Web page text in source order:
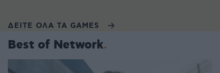
ΔΕΙΤΕ ΟΛΑ ΤΑ GAMES
Best of Network